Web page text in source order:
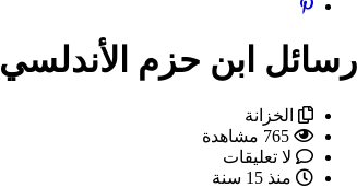
رسائل ابن حزم الأندلسي
الخزانة
لا تعليقات
منذ 15 سنة